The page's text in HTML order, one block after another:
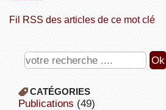
Fil RSS des articles de ce mot clé
CATÉGORIES
publications (49)